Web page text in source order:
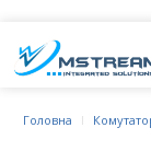
Головна